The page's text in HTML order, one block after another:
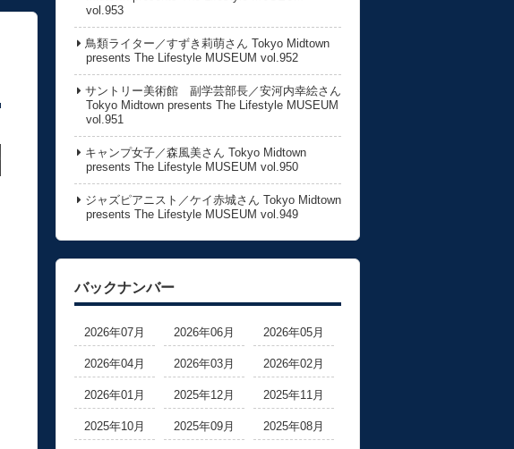
vol.953
鳥類ライター／すずき莉萌さん Tokyo Midtown
presents The Lifestyle MUSEUM vol.952
サントリー美術館 副学芸部長／安河内幸絵さん
Tokyo Midtown presents The Lifestyle MUSEUM
vol.951
キャンプ女子／森風美さん Tokyo Midtown
presents The Lifestyle MUSEUM vol.950
ジャズピアニスト／ケイ赤城さん Tokyo Midtown
presents The Lifestyle MUSEUM vol.949
バックナンバー
2026年07月 2026年06月 2026年05月
2026年04月 2026年03月 2026年02月
2026年01月 2025年12月 2025年11月
2025年10月 2025年09月 2025年08月